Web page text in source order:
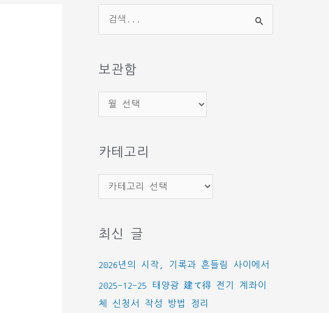
상
보관함
관
카테고리
테
리
최신 글
2026년의 시작, 기록과 흔들림 사이에서
2025-12-25 태양광 建て得 전기 계좌이
체 신청서 작성 방법 정리